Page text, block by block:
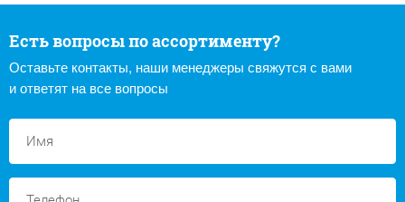
Есть вопросы по ассортименту?
Оставьте контакты, наши менеджеры свяжутся с вами
и ответят на все вопросы